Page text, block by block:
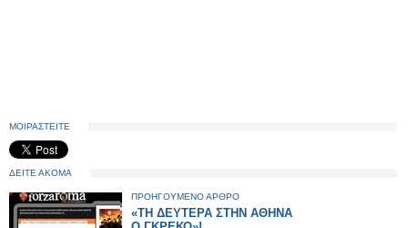
ΜΟΙΡΑΣΤΕΙΤΕ
ΔΕΙΤΕ ΑΚΟΜΑ
ΠΡΟΗΓΟΥΜΕΝΟ ΑΡΘΡΟ
«ΤΗ ΔΕΥΤΕΡΑ ΣΤΗΝ ΑΘΗΝΑ